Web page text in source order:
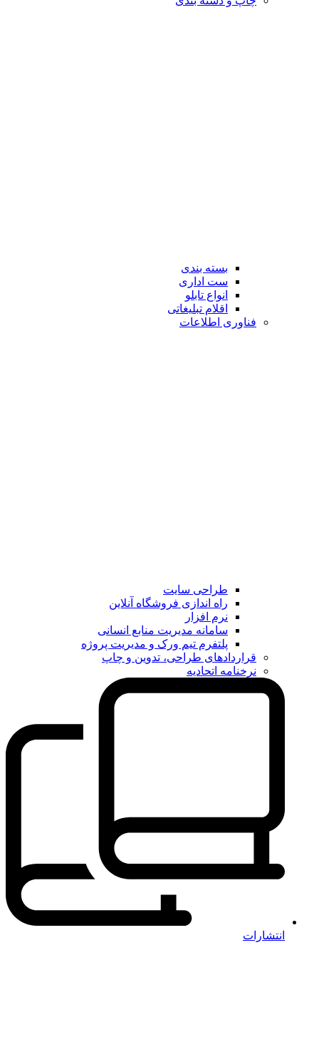
بسته بندی
ست اداری
انواع تابلو
اقلام تبلیغاتی
فناوری اطلاعات
طراحی سایت
راه اندازی فروشگاه آنلاین
نرم افزار
سامانه مدیریت منابع انسانی
پلتفرم تیم ورک و مدیریت پروژه
قراردادهای طراحی، تدوین و چاپ
نرخنامه اتحادیه
انتشارات